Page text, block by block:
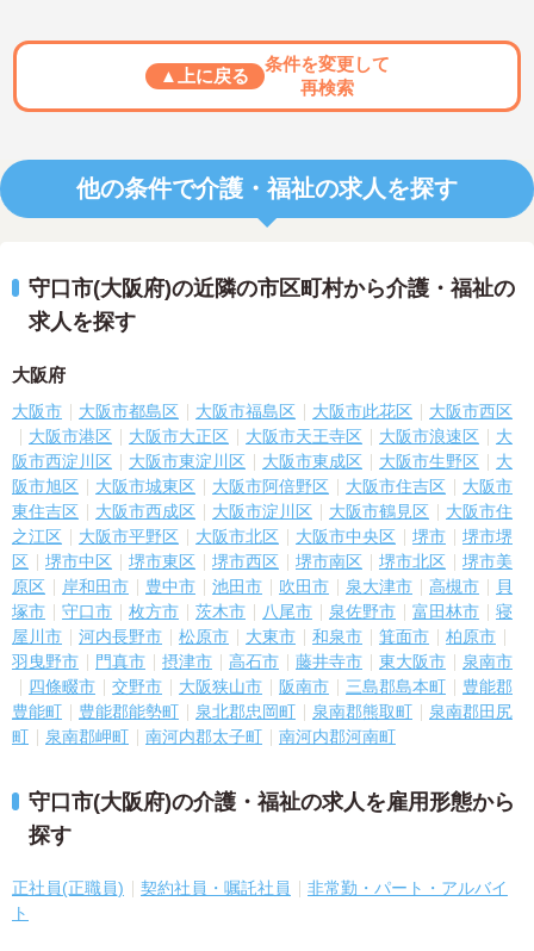
▲上に戻る
条件を変更して
再検索
他の条件で介護・福祉の求人を探す
守口市(大阪府)の近隣の市区町村から介護・福祉の
求人を探す
大阪府
大阪市 大阪市都島区 大阪市福島区 大阪市此花区
大阪市西区
大阪市港区
大阪市大正区 大阪市天王寺区 大阪市浪速区
大
阪市西淀川区
大阪市東淀川区 大阪市東成区 大阪市生野区
大
阪市旭区
大阪市城東区 大阪市阿倍野区 大阪市住吉区
大阪市
東住吉区
大阪市西成区 大阪市淀川区 大阪市鶴見区
大阪市住
之江区
大阪市平野区 大阪市北区 大阪市中央区 堺市
堺市堺
区
堺市中区 堺市東区 堺市西区 堺市南区 堺市北区
堺市美
原区
岸和田市 豊中市 池田市 吹田市 泉大津市 高槻市
貝
塚市
守口市 枚方市 茨木市 八尾市 泉佐野市 富田林市
寝
屋川市
河内長野市 松原市 大東市 和泉市 箕面市
柏原市
羽曳野市
門真市 摂津市 高石市 藤井寺市 東大阪市
泉南市
四條畷市
交野市 大阪狭山市 阪南市 三島郡島本町
豊能郡
豊能町
豊能郡能勢町 泉北郡忠岡町 泉南郡熊取町
泉南郡田尻
町
泉南郡岬町 南河内郡太子町 南河内郡河南町
守口市(大阪府)の介護・福祉の求人を雇用形態から
探す
正社員(正職員) 契約社員・嘱託社員
非常勤・パート・アルバイ
ト